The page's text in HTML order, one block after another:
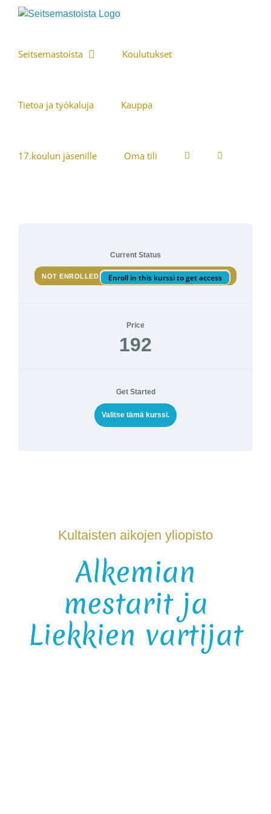
Skip
Seitsemastoista Koulutukset
Tietoa ja työkaluja Kauppa
17.koulun jäsenille Oma tili
Current Status
NOT ENROLLED Enroll in this kurssi to get access
Price
192
Get Started
Valitse tämä kurssi.
Kultaisten aikojen yliopisto
Alkemian
mestarit ja
Liekkien vartijat